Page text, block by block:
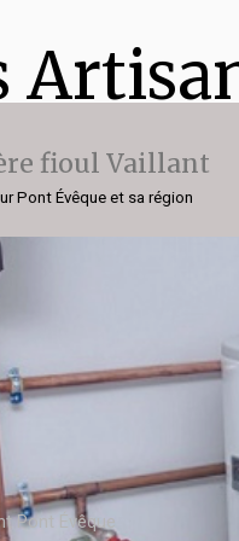
fioul Vaillant
Pont Évêque et sa région
Pont Évêque